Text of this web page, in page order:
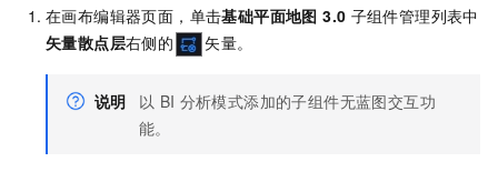
在画布编辑器页面，单击基础平面地图 3.0 子组件管理列表中
矢量散点层右侧的 矢量。
说明 以 BI 分析模式添加的子组件无蓝图交互功
能。